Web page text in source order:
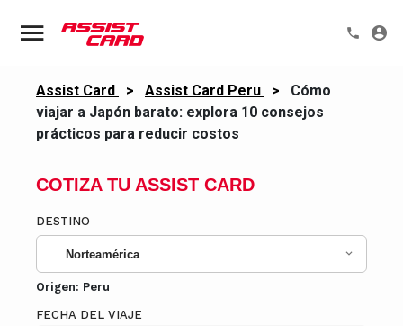
Assist Card > Assist Card Peru >
Cómo
viajar a Japón barato: explora 10 consejos
prácticos para reducir costos
COTIZA TU ASSIST CARD
DESTINO
Norteamérica
Origen: Peru
FECHA DEL VIAJE